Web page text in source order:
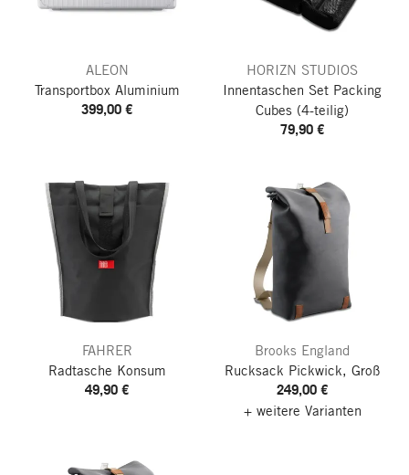
ALEON
Transportbox Aluminium
399,00 €
HORIZN STUDIOS
Innentaschen Set Packing
Cubes (4-teilig)
79,90 €
FAHRER
Radtasche Konsum
49,90 €
Brooks England
Rucksack Pickwick, Groß
249,00 €
+ weitere Varianten